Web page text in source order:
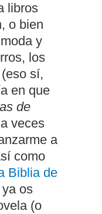
libros
o bien
y
los
(eso sí,
en que
de
veces
a
como
Biblia de
os
(o